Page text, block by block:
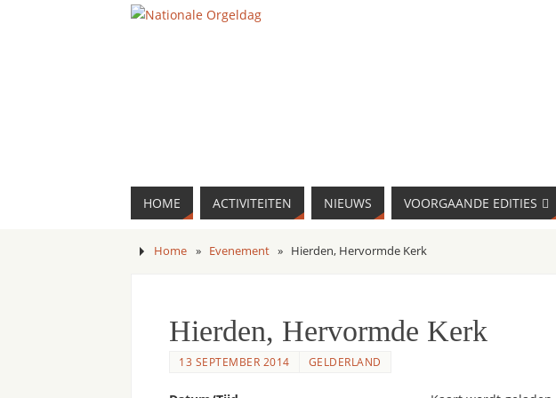
HOME ACTIVITEITEN NIEUWS VOORGAANDE EDITIES
Home » Evenement » Hierden, Hervormde Kerk
Hierden, Hervormde Kerk
13 SEPTEMBER 2014 GELDERLAND